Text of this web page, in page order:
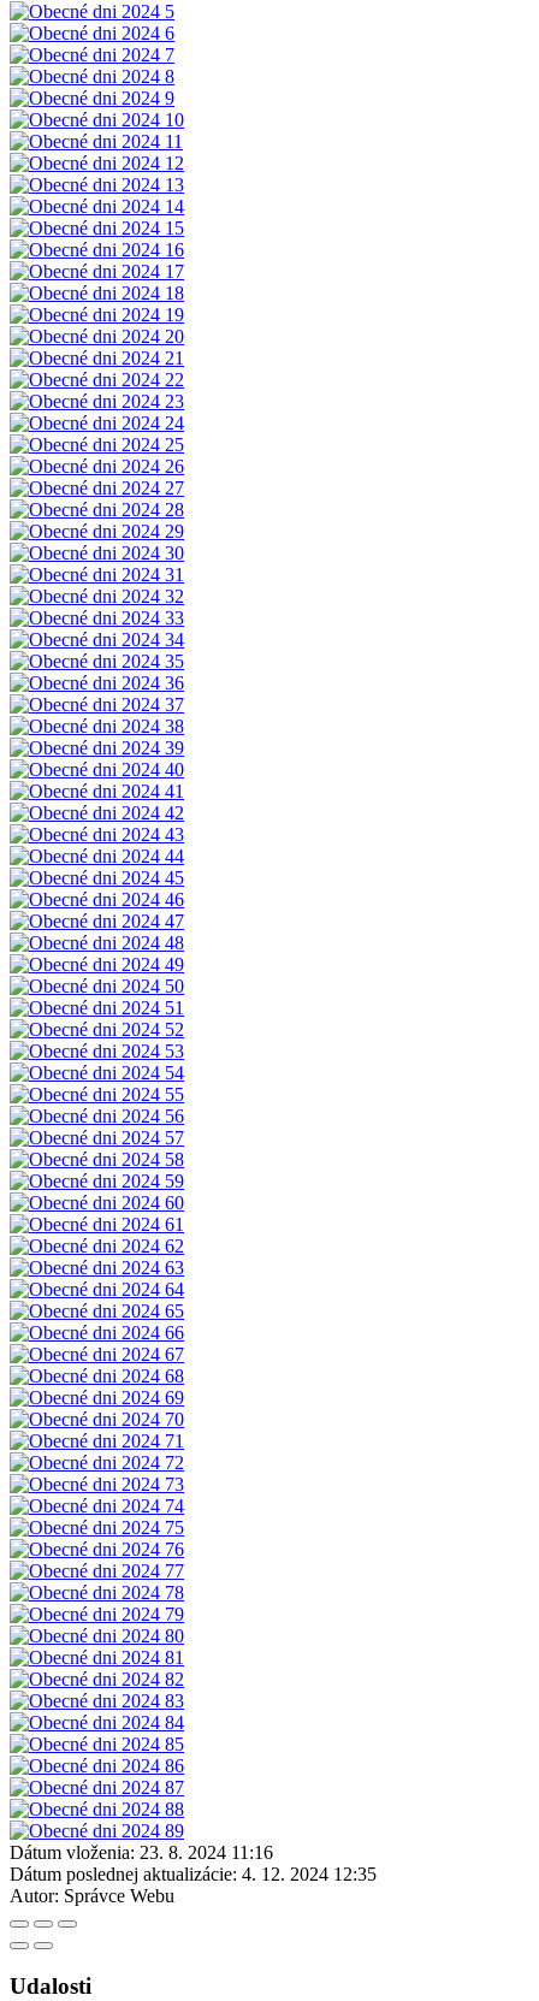
Dátum vloženia: 23. 8. 2024 11:16
Dátum poslednej aktualizácie: 4. 12. 2024 12:35
Autor: Správce Webu
Udalosti